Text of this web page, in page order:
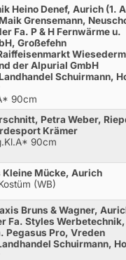
Heino Denef, Aurich (1.
Grensemann,
Fa. P & H Fernwärme u.
Großefehn
der Alpurial GmbH
Schuirmann,
90cm
Petra Weber,
Krämer
90cm
Kleine Mücke, Aurich
(WB)
Bruns & Wagner,
Fa. Styles
Pegasus Pro, Vreden
Schuirmann,